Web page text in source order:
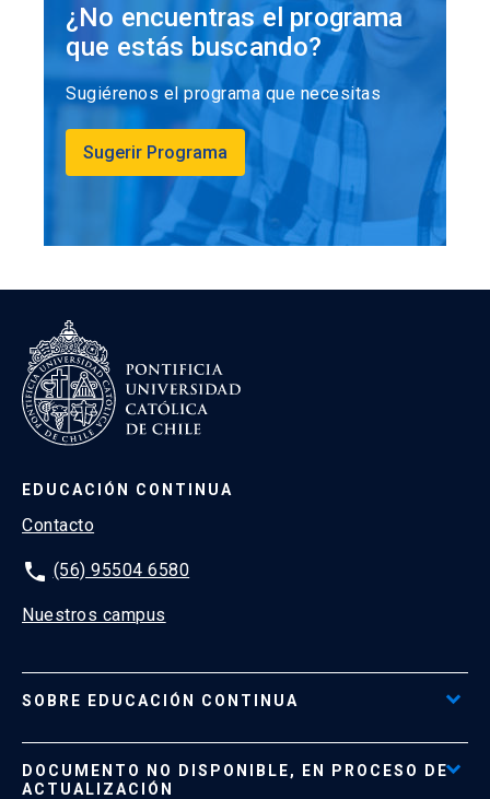
¿No encuentras el programa
que estás buscando?
Sugiérenos el programa que necesitas
Sugerir Programa
EDUCACIÓN CONTINUA
Contacto
phone (56) 95504 6580
Nuestros campus
SOBRE EDUCACIÓN CONTINUA
Formas de Pago
DOCUMENTO NO DISPONIBLE, EN PROCESO DE
ACTUALIZACIÓN